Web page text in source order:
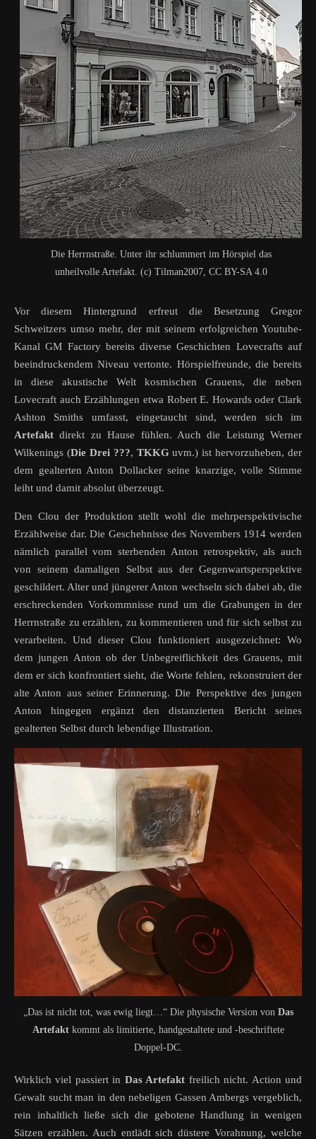
Die Herrnstraße. Unter ihr schlummert im Hörspiel das
unheilvolle Artefakt. (c) Tilman2007, CC BY-SA 4.0
Vor diesem Hintergrund erfreut die Besetzung Gregor
Schweitzers umso mehr, der mit seinem erfolgreichen Youtube-
Kanal GM Factory bereits diverse Geschichten Lovecrafts auf
beeindruckendem Niveau vertonte. Hörspielfreunde, die bereits
in diese akustische Welt kosmischen Grauens, die neben
Lovecraft auch Erzählungen etwa Robert E. Howards oder Clark
Ashton Smiths umfasst, eingetaucht sind, werden sich im
Artefakt direkt zu Hause fühlen. Auch die Leistung Werner
Wilkenings (Die Drei ???, TKKGuvm.) ist hervorzuheben, der
dem gealterten Anton Dollacker seine knarzige, volle Stimme
leiht und damit absolut überzeugt.
Den Clou der Produktion stellt wohl die mehrperspektivische
Erzählweise dar. Die Geschehnisse des Novembers 1914 werden
nämlich parallel vom sterbenden Anton retrospektiv, als auch
von seinem damaligen Selbst aus der Gegenwartsperspektive
geschildert. Alter und jüngerer Anton wechseln sich dabei ab, die
erschreckenden Vorkommnisse rund um die Grabungen in der
Herrnstraße zu erzählen, zu kommentieren und für sich selbst zu
verarbeiten. Und dieser Clou funktioniert ausgezeichnet: Wo
dem jungen Anton ob der Unbegreiflichkeit des Grauens, mit
dem er sich konfrontiert sieht, die Worte fehlen, rekonstruiert der
alte Anton aus seiner Erinnerung. Die Perspektive des jungen
Anton hingegen ergänzt den distanzierten Bericht seines
gealterten Selbst durch lebendige Illustration.
„Das ist nicht tot, was ewig liegt…“ Die physische Version von Das
Artefaktkommt als limitierte, handgestaltete und -beschriftete
Doppel-DC.
Wirklich viel passiert in Das Artefakt freilich nicht. Action und
Gewalt sucht man in den nebeligen Gassen Ambergs vergeblich,
rein inhaltlich ließe sich die gebotene Handlung in wenigen
Sätzen erzählen. Auch entlädt sich düstere Vorahnung, welche